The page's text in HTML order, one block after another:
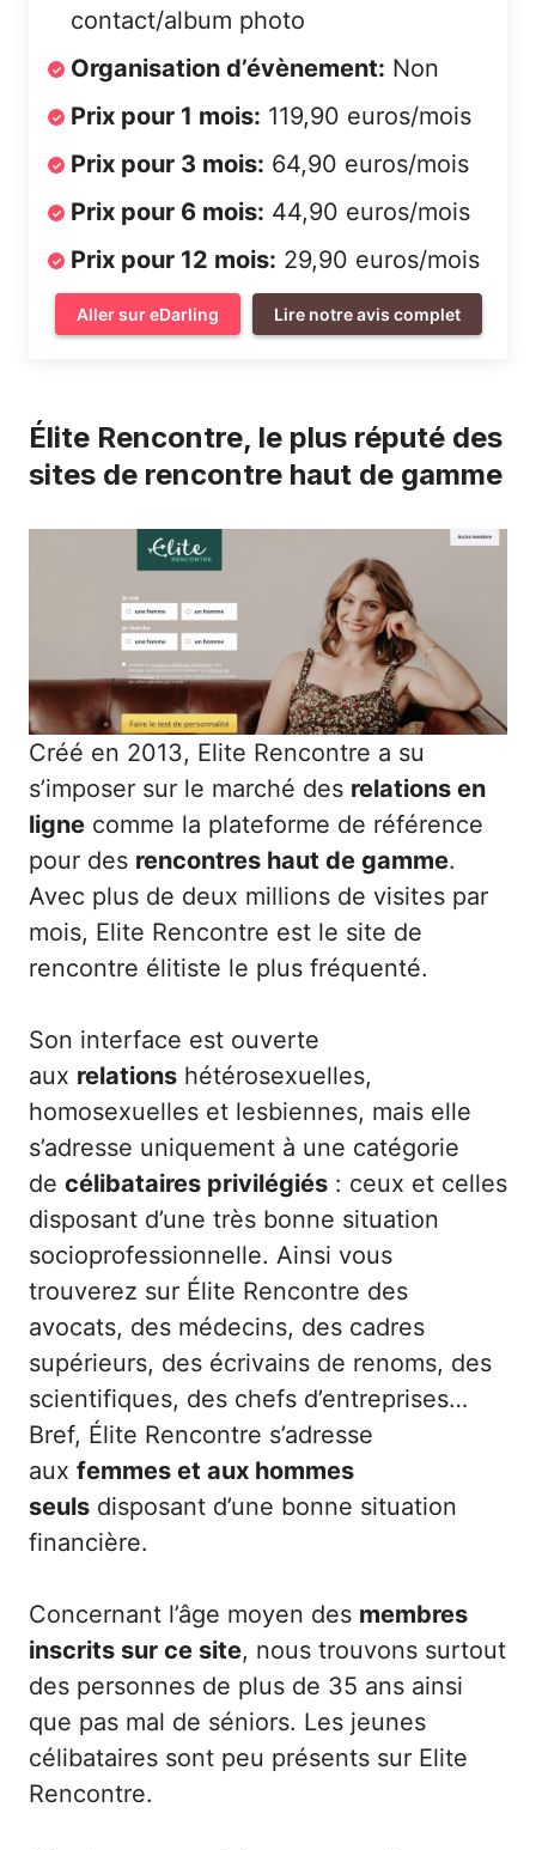
contact/album photo
Organisation d’évènement: Non
Prix pour 1 mois: 119,90 euros/mois
Prix pour 3 mois: 64,90 euros/mois
Prix pour 6 mois: 44,90 euros/mois
Prix pour 12 mois: 29,90 euros/mois
Aller sur eDarling Lire notre avis complet
Élite Rencontre, le plus réputé des
sites de rencontre haut de gamme
Créé en 2013, Elite Rencontre a su
s’imposer sur le marché des relations en
ligne comme la plateforme de référence
pour des rencontres haut de gamme.
Avec plus de deux millions de visites par
mois, Elite Rencontre est le site de
rencontre élitiste le plus fréquenté.
Son interface est ouverte
aux relations hétérosexuelles,
homosexuelles et lesbiennes, mais elle
s’adresse uniquement à une catégorie
de célibataires privilégiés : ceux et celles
disposant d’une très bonne situation
socioprofessionnelle. Ainsi vous
trouverez sur Élite Rencontre des
avocats, des médecins, des cadres
supérieurs, des écrivains de renoms, des
scientifiques, des chefs d’entreprises…
Bref, Élite Rencontre s’adresse
aux femmes et aux hommes
seuls disposant d’une bonne situation
financière.
Concernant l’âge moyen des membres
inscrits sur ce site, nous trouvons surtout
des personnes de plus de 35 ans ainsi
que pas mal de séniors. Les jeunes
célibataires sont peu présents sur Elite
Rencontre.